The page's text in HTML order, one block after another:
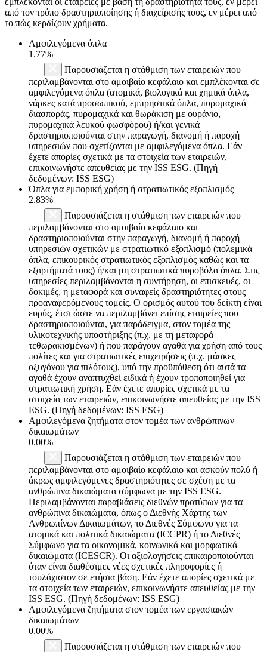
από τον τρόπο δραστηριοποίησης ή διαχείρισής τους, εν μέρει από
το πώς κερδίζουν χρήματα.
Αμφιλεγόμενα όπλα
1.77%
Παρουσιάζεται η στάθμιση των εταιρειών που
περιλαμβάνονται στο αμοιβαίο κεφάλαιο και εμπλέκονται σε
αμφιλεγόμενα όπλα (ατομικά, βιολογικά και χημικά όπλα,
νάρκες κατά προσωπικού, εμπρηστικά όπλα, πυρομαχικά
διασποράς, πυρομαχικά και θωράκιση με ουράνιο,
πυρομαχικά λευκού φωσφόρου) ή/και γενικά
δραστηριοποιούνται στην παραγωγή, διανομή ή παροχή
υπηρεσιών που σχετίζονται με αμφιλεγόμενα όπλα. Εάν
έχετε απορίες σχετικά με τα στοιχεία των εταιρειών,
επικοινωνήστε απευθείας με την ISS ESG. (Πηγή
δεδομένων: ISS ESG)
Όπλα για εμπορική χρήση ή στρατιωτικός εξοπλισμός
2.83%
Παρουσιάζεται η στάθμιση των εταιρειών που
περιλαμβάνονται στο αμοιβαίο κεφάλαιο και
δραστηριοποιούνται στην παραγωγή, διανομή ή παροχή
υπηρεσιών σχετικών με στρατιωτικό εξοπλισμό (πολεμικά
όπλα, επικουρικός στρατιωτικός εξοπλισμός καθώς και τα
εξαρτήματά τους) ή/και μη στρατιωτικά πυροβόλα όπλα. Στις
υπηρεσίες περιλαμβάνονται η συντήρηση, οι επισκευές, οι
δοκιμές, η μεταφορά και συναφείς δραστηριότητες στους
προαναφερόμενους τομείς. Ο ορισμός αυτού του δείκτη είναι
ευρύς, έτσι ώστε να περιλαμβάνει επίσης εταιρείες που
δραστηριοποιούνται, για παράδειγμα, στον τομέα της
υλικοτεχνικής υποστήριξης (π.χ. με τη μεταφορά
τεθωρακισμένων) ή που παράγουν αγαθά για χρήση από τους
πολίτες και για στρατιωτικές επιχειρήσεις (π.χ. μάσκες
οξυγόνου για πιλότους), υπό την προϋπόθεση ότι αυτά τα
αγαθά έχουν αναπτυχθεί ειδικά ή έχουν τροποποιηθεί για
στρατιωτική χρήση. Εάν έχετε απορίες σχετικά με τα
στοιχεία των εταιρειών, επικοινωνήστε απευθείας με την ISS
ESG. (Πηγή δεδομένων: ISS ESG)
Αμφιλεγόμενα ζητήματα στον τομέα των ανθρώπινων
δικαιωμάτων
0.00%
Παρουσιάζεται η στάθμιση των εταιρειών που
περιλαμβάνονται στο αμοιβαίο κεφάλαιο και ασκούν πολύ ή
άκρως αμφιλεγόμενες δραστηριότητες σε σχέση με τα
ανθρώπινα δικαιώματα σύμφωνα με την ISS ESG.
Περιλαμβάνονται παραβιάσεις διεθνών προτύπων για τα
ανθρώπινα δικαιώματα, όπως ο Διεθνής Χάρτης των
Ανθρωπίνων Δικαιωμάτων, το Διεθνές Σύμφωνο για τα
ατομικά και πολιτικά δικαιώματα (ICCPR) ή το Διεθνές
Σύμφωνο για τα οικονομικά, κοινωνικά και μορφωτικά
δικαιώματα (ICESCR). Οι αξιολογήσεις επικαιροποιούνται
όταν είναι διαθέσιμες νέες σχετικές πληροφορίες ή
τουλάχιστον σε ετήσια βάση. Εάν έχετε απορίες σχετικά με
τα στοιχεία των εταιρειών, επικοινωνήστε απευθείας με την
ISS ESG. (Πηγή δεδομένων: ISS ESG)
Αμφιλεγόμενα ζητήματα στον τομέα των εργασιακών
δικαιωμάτων
0.00%
Παρουσιάζεται η στάθμιση των εταιρειών που